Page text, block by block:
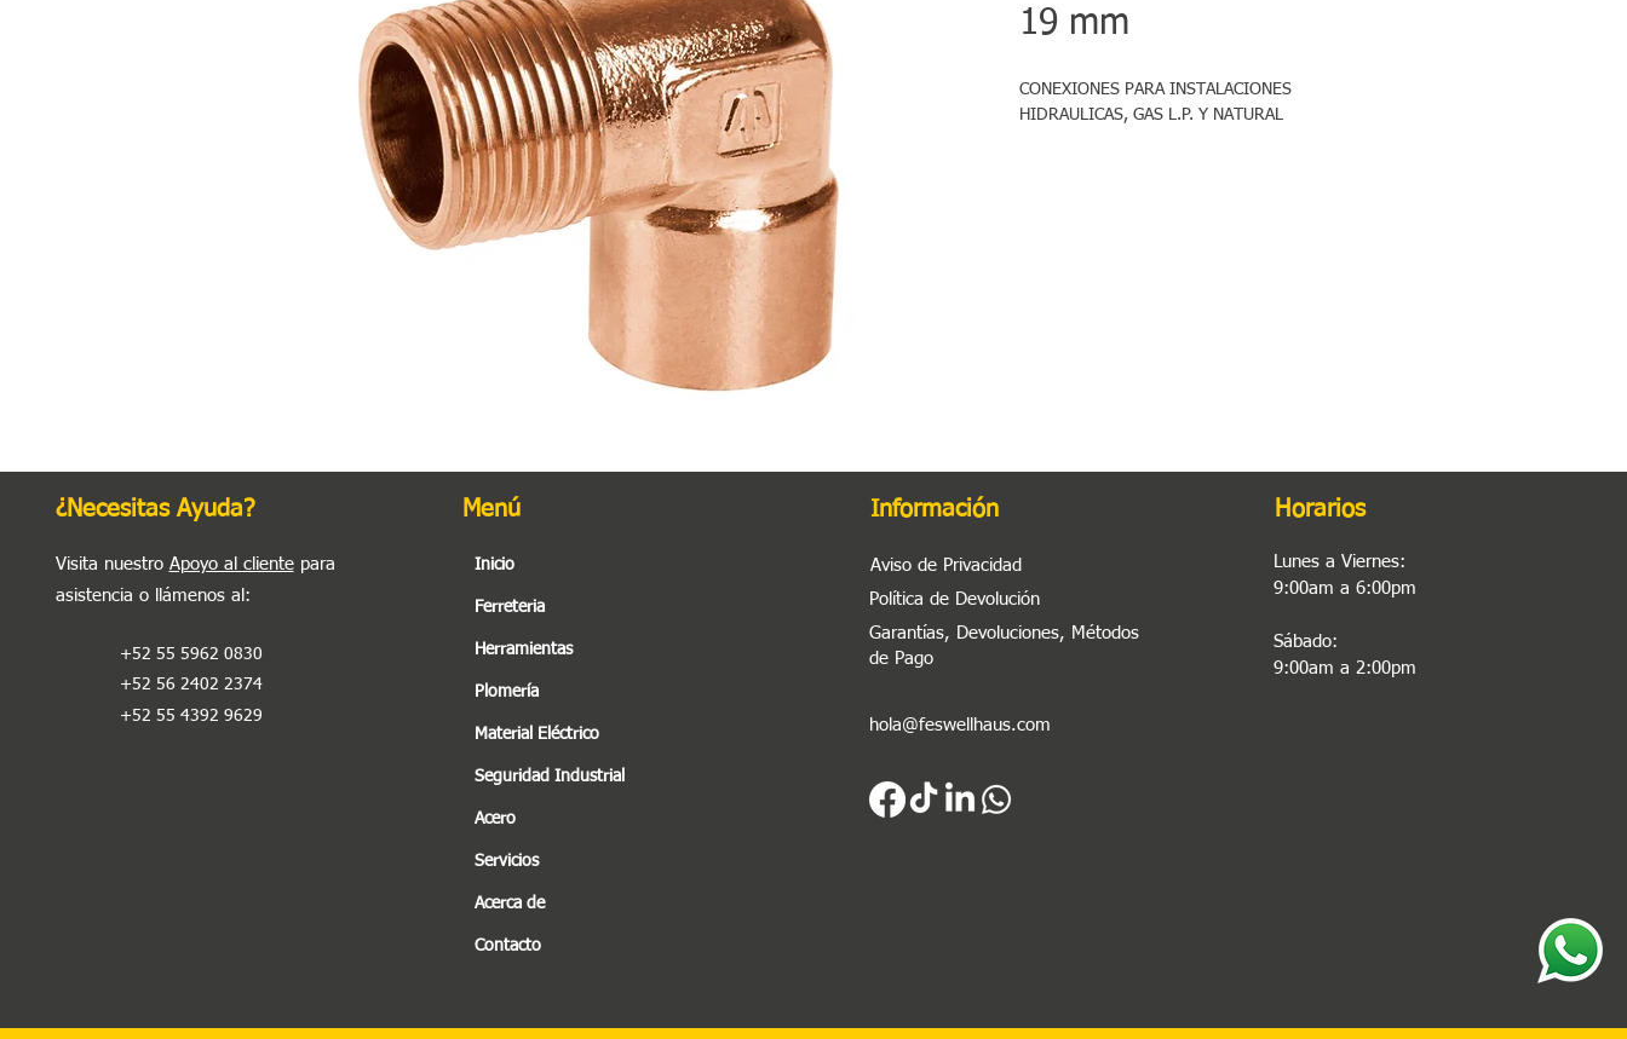
19 mm
CONEXIONES PARA INSTALACIONES
HIDRAULICAS, GAS L.P. Y NATURAL
¿Necesitas Ayuda?
Visita nuestro Apoyo al clientepara
asistencia o llámenos al :
+52 55 5962 0830
+52 56 2402 2374
+52 55 4392 9629
Menú
Inicio
Ferreteria
Herramientas
Plomería
Material Eléctrico
Seguridad Industrial
Acero
Servicios
Acerca de
Contacto
Información
Aviso de Privacidad
Política de Devolución
Garantías, Devoluciones, Métodos
de Pago
hola@feswellhaus.com
Horarios
Lunes a Viernes:
9:00am a 6:00pm
Sábado:
9:00am a 2:00pm